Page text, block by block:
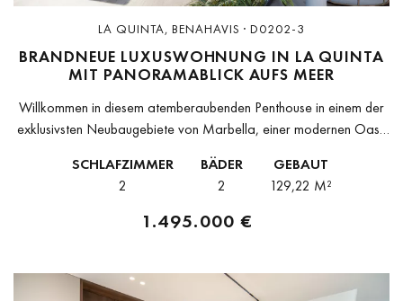
LA QUINTA, BENAHAVIS · D0202-3
BRANDNEUE LUXUSWOHNUNG IN LA QUINTA
MIT PANORAMABLICK AUFS MEER
Willkommen in diesem atemberaubenden Penthouse in einem der
exklusivsten Neubaugebiete von Marbella, einer modernen Oase
außergewöhnlichem Wohnkomfort.Die Wohnung verfügt über 2
geräumige Schlafzimmer...
SCHLAFZIMMER
2
BÄDER
2
GEBAUT
129,22 M²
1.495.000 €